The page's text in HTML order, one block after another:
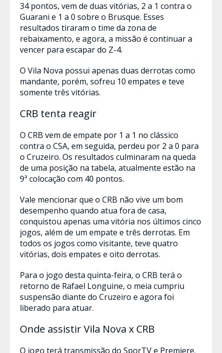
34 pontos, vem de duas vitórias, 2 a 1 contra o
Guarani e 1 a 0 sobre o Brusque. Esses
resultados tiraram o time da zona de
rebaixamento, e agora, a missão é continuar a
vencer para escapar do Z-4.
O Vila Nova possui apenas duas derrotas como
mandante, porém, sofreu 10 empates e teve
somente três vitórias.
CRB tenta reagir
O CRB vem de empate por 1 a 1 no clássico
contra o CSA, em seguida, perdeu por 2 a 0 para
o Cruzeiro. Os resultados culminaram na queda
de uma posição na tabela, atualmente estão na
9ª colocação com 40 pontos.
Vale mencionar que o CRB não vive um bom
desempenho quando atua fora de casa,
conquistou apenas uma vitória nos últimos cinco
jogos, além de um empate e três derrotas. Em
todos os jogos como visitante, teve quatro
vitórias, dois empates e oito derrotas.
Para o jogo desta quinta-feira, o CRB terá o
retorno de Rafael Longuine, o meia cumpriu
suspensão diante do Cruzeiro e agora foi
liberado para atuar.
Onde assistir Vila Nova x CRB
O jogo terá transmissão do SporTV e Premiere.